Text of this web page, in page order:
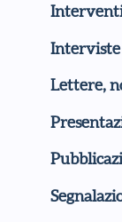
Interviste
Lettere,